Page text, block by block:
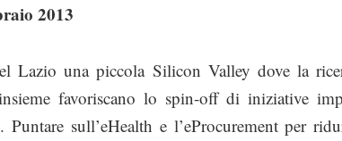
2013
Lazio una piccola Silicon Valley dove la
favoriscano lo spin-off di iniziative
Puntare sull’eHealth e l’eProcurement per